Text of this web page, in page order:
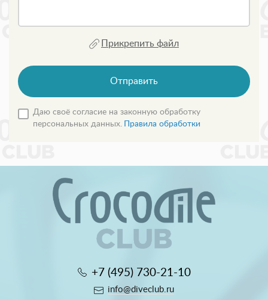
Прикрепить файл
Отправить
Даю своё согласие на законную обработку
персональных данных.
Правила обработки
+7 (495) 730-21-10
info@diveclub.ru